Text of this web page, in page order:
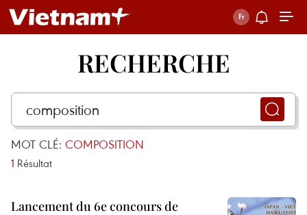
RECHERCHE
MOT CLÉ: COMPOSITION
1 Résultat
Lancement du 6e concours de